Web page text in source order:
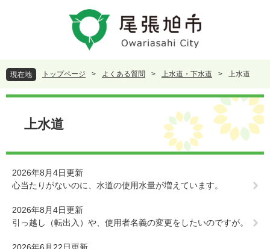
頭
で
す
飛
ば
し
現在地 トップページ > よくある質問 > 上水道・下水道 > 上水道
本
上水道
2026年8月4日更新
心当たりがないのに、水道の使用水量が増えています。
2026年8月4日更新
引っ越し（転出入）や、使用者名義の変更をしたいのですが。
2026年6月22日更新